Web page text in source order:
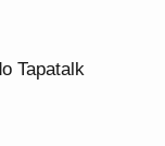
Tapatalk